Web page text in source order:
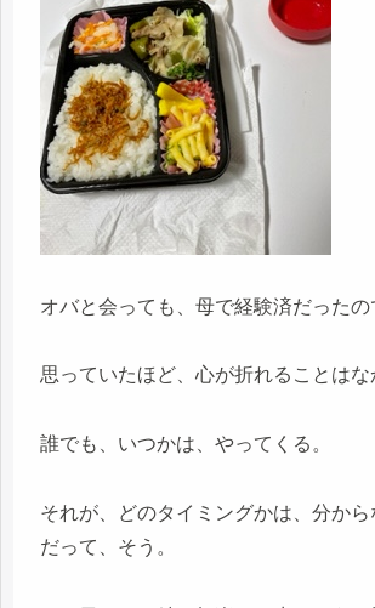
オバと会っても、母で経験済だったの
思っていたほど、心が折れることはな
誰でも、いつかは、やってくる。
それが、どのタイミングかは、分か
だって、そう。